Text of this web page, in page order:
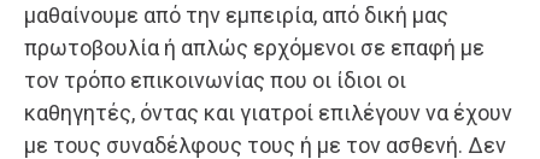
μαθαίνουμε από την εμπειρία, από δική μας
πρωτοβουλία ή απλώς ερχόμενοι σε επαφή με
τον τρόπο επικοινωνίας που οι ίδιοι οι
καθηγητές, όντας και γιατροί επιλέγουν να έχουν
με τους συναδέλφους τους ή με τον ασθενή. Δεν